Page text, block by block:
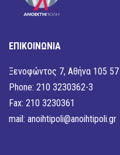
ΕΠΙΚΟΙΝΩΝΙΑ
Ξενοφώντος 7, Αθήνα 105 57
Phone: 210 3230362-3
Fax: 210 3230361
mail: anoihtipoli@anoihtipoli.gr